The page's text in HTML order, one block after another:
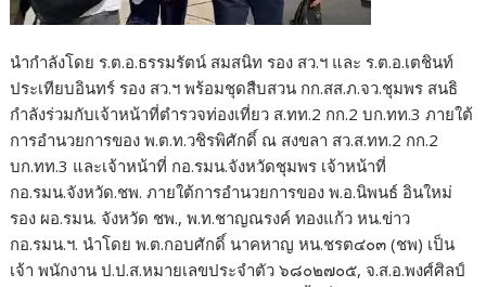
นำกำลังโดย ร.ต.อ.ธรรมรัตน์ สมสนิท รอง สว.ฯ และ ร.ต.อ.เตชินท์
ประเทียบอินทร์ รอง สว.ฯ พร้อมชุดสืบสวน กก.สส.ภ.จว.ชุมพร สนธิ
กำลังร่วมกับเจ้าหน้าที่ตำรวจท่องเที่ยว ส.ทท.2 กก.2 บก.ทท.3 ภายใต้
การอำนวยการของ พ.ต.ท.วชิรพิศักดิ์ ณ สงขลา สว.ส.ทท.2 กก.2
บก.ทท.3 และเจ้าหน้าที่ กอ.รมน.จังหวัดชุมพร เจ้าหน้าที่
กอ.รมน.จังหวัด.ชพ. ภายใต้การอำนวยการของ พ.อ.นิพนธ์ อินใหม่
รอง ผอ.รมน. จังหวัด ชพ., พ.ท.ชาญณรงค์ ทองแก้ว หน.ข่าว
กอ.รมน.ฯ. นำโดย พ.ต.กอบศักดิ์ นาคหาญ หน.ชรต๔๐๓ (ชพ) เป็น
เจ้า พนักงาน ป.ป.ส.หมายเลขประจำตัว ๖๘๐๒๗๐๕, จ.ส.อ.พงศ์ศิลป์